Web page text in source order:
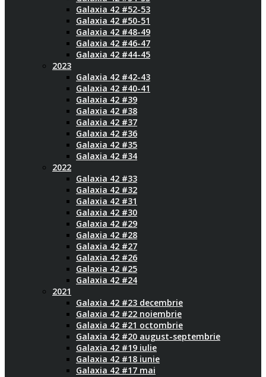
Galaxia 42 #52-53
Galaxia 42 #50-51
Galaxia 42 #48-49
Galaxia 42 #46-47
Galaxia 42 #44-45
2023
Galaxia 42 #42-43
Galaxia 42 #40-41
Galaxia 42 #39
Galaxia 42 #38
Galaxia 42 #37
Galaxia 42 #36
Galaxia 42 #35
Galaxia 42 #34
2022
Galaxia 42 #33
Galaxia 42 #32
Galaxia 42 #31
Galaxia 42 #30
Galaxia 42 #29
Galaxia 42 #28
Galaxia 42 #27
Galaxia 42 #26
Galaxia 42 #25
Galaxia 42 #24
2021
Galaxia 42 #23 decembrie
Galaxia 42 #22 noiembrie
Galaxia 42 #21 octombrie
Galaxia 42 #20 august-septembrie
Galaxia 42 #19 iulie
Galaxia 42 #18 iunie
Galaxia 42 #17 mai